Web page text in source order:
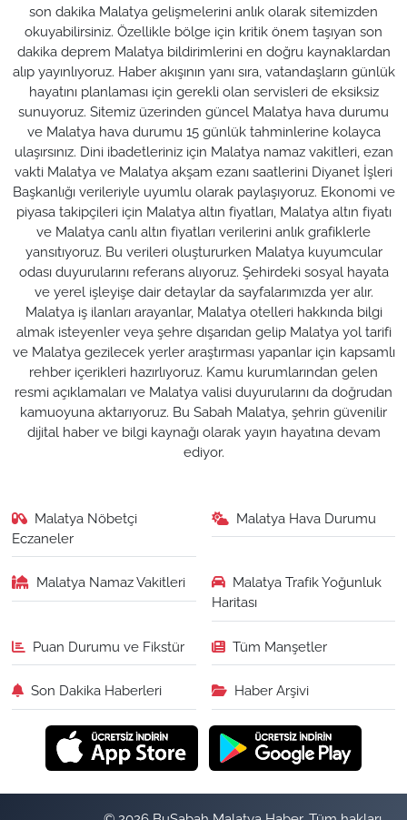
son dakika Malatya gelişmelerini anlık olarak sitemizden
okuyabilirsiniz. Özellikle bölge için kritik önem taşıyan son
dakika deprem Malatya bildirimlerini en doğru kaynaklardan
alıp yayınlıyoruz. Haber akışının yanı sıra, vatandaşların günlük
hayatını planlaması için gerekli olan servisleri de eksiksiz
sunuyoruz. Sitemiz üzerinden güncel Malatya hava durumu
ve Malatya hava durumu 15 günlük tahminlerine kolayca
ulaşırsınız. Dini ibadetleriniz için Malatya namaz vakitleri, ezan
vakti Malatya ve Malatya akşam ezanı saatlerini Diyanet İşleri
Başkanlığı verileriyle uyumlu olarak paylaşıyoruz. Ekonomi ve
piyasa takipçileri için Malatya altın fiyatları, Malatya altın fiyatı
ve Malatya canlı altın fiyatları verilerini anlık grafiklerle
yansıtıyoruz. Bu verileri oluştururken Malatya kuyumcular
odası duyurularını referans alıyoruz. Şehirdeki sosyal hayata
ve yerel işleyişe dair detaylar da sayfalarımızda yer alır.
Malatya iş ilanları arayanlar, Malatya otelleri hakkında bilgi
almak isteyenler veya şehre dışarıdan gelip Malatya yol tarifi
ve Malatya gezilecek yerler araştırması yapanlar için kapsamlı
rehber içerikleri hazırlıyoruz. Kamu kurumlarından gelen
resmi açıklamaları ve Malatya valisi duyurularını da doğrudan
kamuoyuna aktarıyoruz. Bu Sabah Malatya, şehrin güvenilir
dijital haber ve bilgi kaynağı olarak yayın hayatına devam
ediyor.
Malatya Nöbetçi
Eczaneler
Malatya Hava Durumu
Malatya Namaz Vakitleri
Malatya Trafik Yoğunluk
Haritası
Puan Durumu ve Fikstür Tüm Manşetler
Son Dakika Haberleri Haber Arşivi